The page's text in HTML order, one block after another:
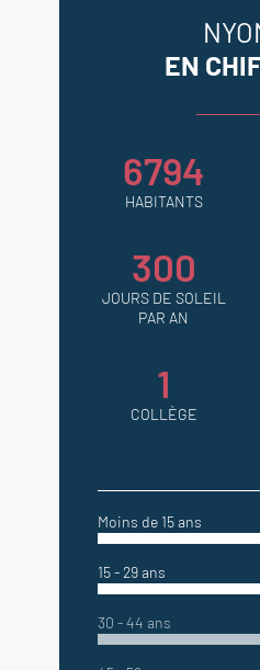
EN
6794
HABITANTS
300
JOURS DE SOLEIL
PAR AN
1
COLLÈGE
Moins de 15 ans
15 - 29 ans
30 - 44 ans